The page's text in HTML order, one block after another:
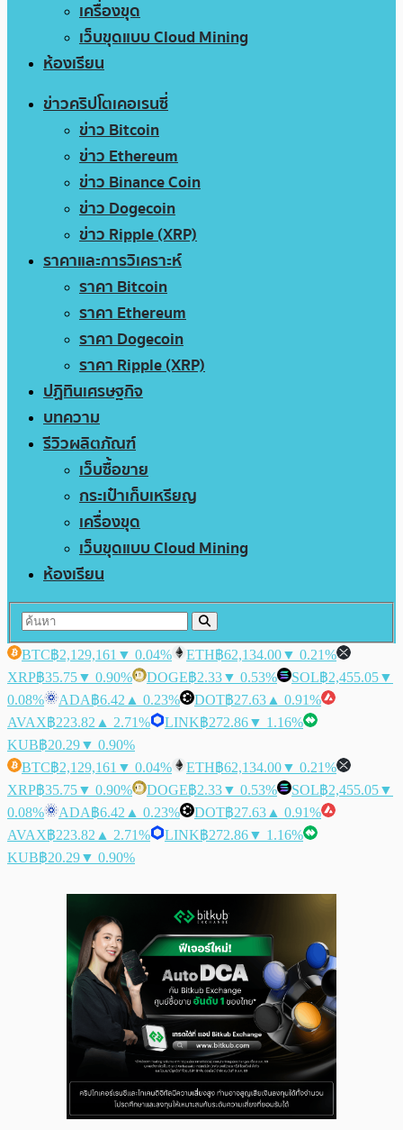
เครื่องขุด
เว็บขุดแบบ Cloud Mining
ห้องเรียน
ข่าวคริปโตเคอเรนซี่
ข่าว Bitcoin
ข่าว Ethereum
ข่าว Binance Coin
ข่าว Dogecoin
ข่าว Ripple (XRP)
ราคาและการวิเคราะห์
ราคา Bitcoin
ราคา Ethereum
ราคา Dogecoin
ราคา Ripple (XRP)
ปฏิทินเศรษฐกิจ
บทความ
รีวิวผลิตภัณฑ์
เว็บซื้อขาย
กระเป๋าเก็บเหรียญ
เครื่องขุด
เว็บขุดแบบ Cloud Mining
ห้องเรียน
BTC฿2,129,161 ▼ 0.04% ETH฿62,134.00▼ 0.21%
XRP฿35.75▼ 0.90% DOGE฿2.33▼ 0.53% SOL฿2,455.05▼
0.08%
ADA฿6.42 ▲ 0.23% DOT฿27.63 ▲ 0.91%
AVAX฿223.82 ▲ 2.71% LINK฿272.86▼ 1.16%
KUB฿20.29▼ 0.90%
BTC฿2,129,161 ▼ 0.04% ETH฿62,134.00▼ 0.21%
XRP฿35.75▼ 0.90% DOGE฿2.33▼ 0.53% SOL฿2,455.05▼
0.08%
ADA฿6.42 ▲ 0.23% DOT฿27.63 ▲ 0.91%
AVAX฿223.82 ▲ 2.71% LINK฿272.86▼ 1.16%
KUB฿20.29▼ 0.90%